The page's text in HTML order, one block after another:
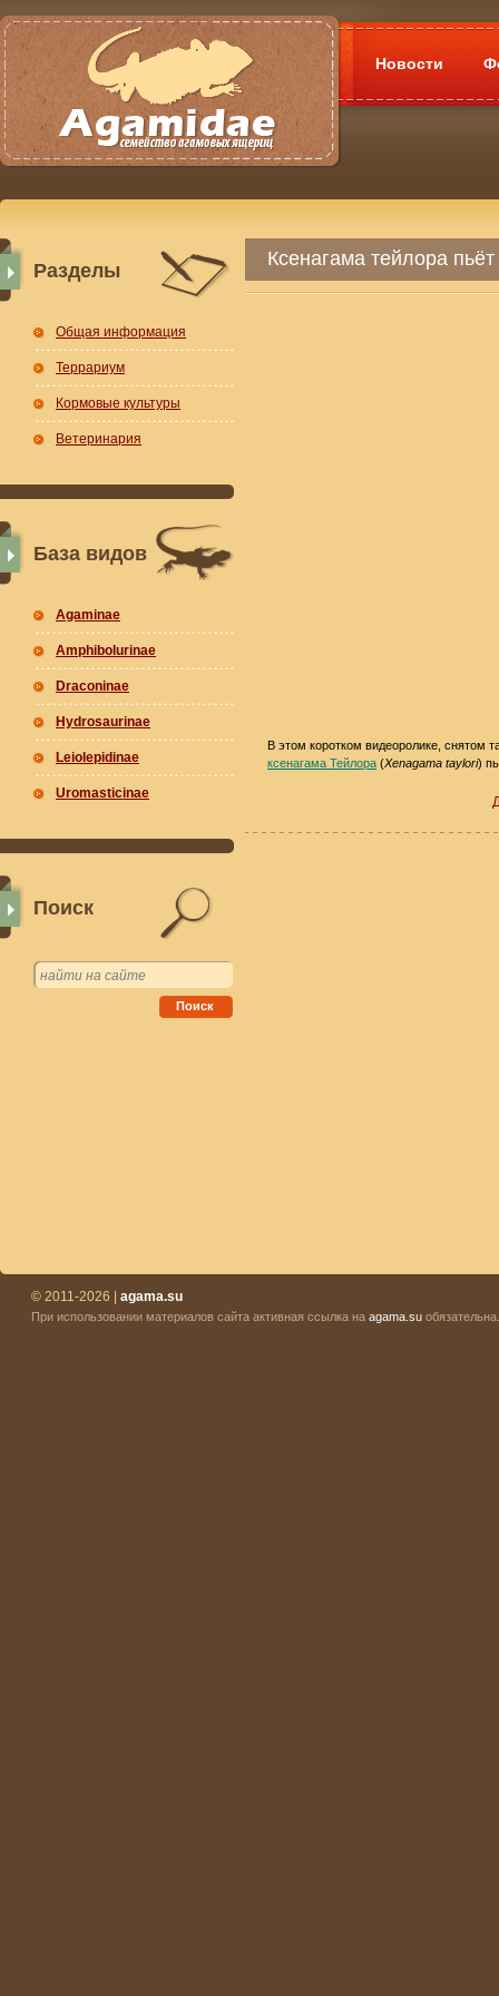
Новости
Разделы
Общая информация
Террариум
Кормовые культуры
Ветеринария
База видов
Agaminae
Amphibolurinae
Draconinae
Hydrosaurinae
Leiolepidinae
Uromasticinae
Поиск
Поиск
Ксенагама тейлора
В этом коротком видеоролике, снятом
ксенагама Тейлора (Xenagama taylori)
© 2011-2026 | agama.su
При использовании материалов сайта активная ссылка на agama.su обязательна.